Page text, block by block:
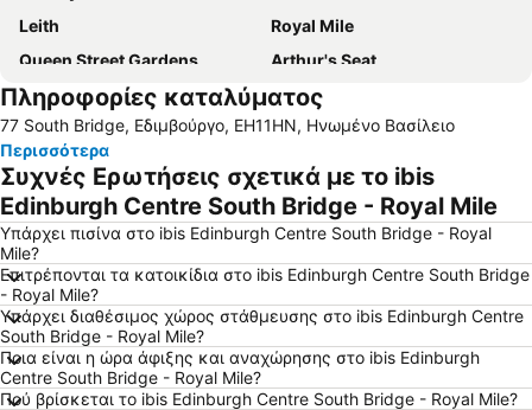
Leith
Royal Mile
Queen Street Gardens
Arthur's Seat
Edinburgh Marathon Festival
Haymarket
Seafield
University of Edinburgh
Camera Obscura and World of Illusions
Edinburgh Park
New Town
Royal Highland Show
Το στοιχειωμένο στενό του Ρίαλ Μέρυ Κινγκ
Edinburgh Central Mosque
Grassmarket
EICC
Dean Village
Ζωολογικός Κήπος του Εδιμβούργου
Queensferry
Πληροφορίες καταλύματος
77 South Bridge, Εδιμβούργο, EH11HN, Ηνωμένο Βασίλειο
Περισσότερα
Συχνές Ερωτήσεις σχετικά με το ibis
Edinburgh Centre South Bridge - Royal Mile
Υπάρχει πισίνα στο ibis Edinburgh Centre South Bridge - Royal
Mile?
Επιτρέπονται τα κατοικίδια στο ibis Edinburgh Centre South Bridge
- Royal Mile?
Υπάρχει διαθέσιμος χώρος στάθμευσης στο ibis Edinburgh Centre
South Bridge - Royal Mile?
Ποια είναι η ώρα άφιξης και αναχώρησης στο ibis Edinburgh
Centre South Bridge - Royal Mile?
Πού βρίσκεται το ibis Edinburgh Centre South Bridge - Royal Mile?